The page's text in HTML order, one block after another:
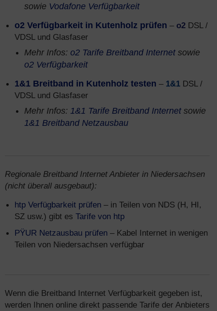
sowie Vodafone Verfügbarkeit
o2 Verfügbarkeit in Kutenholz prüfen – o2 DSL /
VDSL und Glasfaser
Mehr Infos: o2 Tarife Breitband Internetsowie
o2 Verfügbarkeit
1&1 Breitband in Kutenholz testen – 1&1 DSL /
VDSL und Glasfaser
Mehr Infos: 1&1 Tarife Breitband Internetsowie
1&1 Breitband Netzausbau
Regionale Breitband Internet Anbieter in Niedersachsen
(nicht überall ausgebaut):
htp Verfügbarkeit prüfen – in Teilen von NDS (H, HI,
SZ usw.) gibt es Tarife von htp
PŸUR Netzausbau prüfen – Kabel Internet in wenigen
Teilen von Niedersachsen verfügbar
Wenn die Breitband Internet Verfügbarkeit gegeben ist,
werden Ihnen online direkt passende Tarife der Anbieters